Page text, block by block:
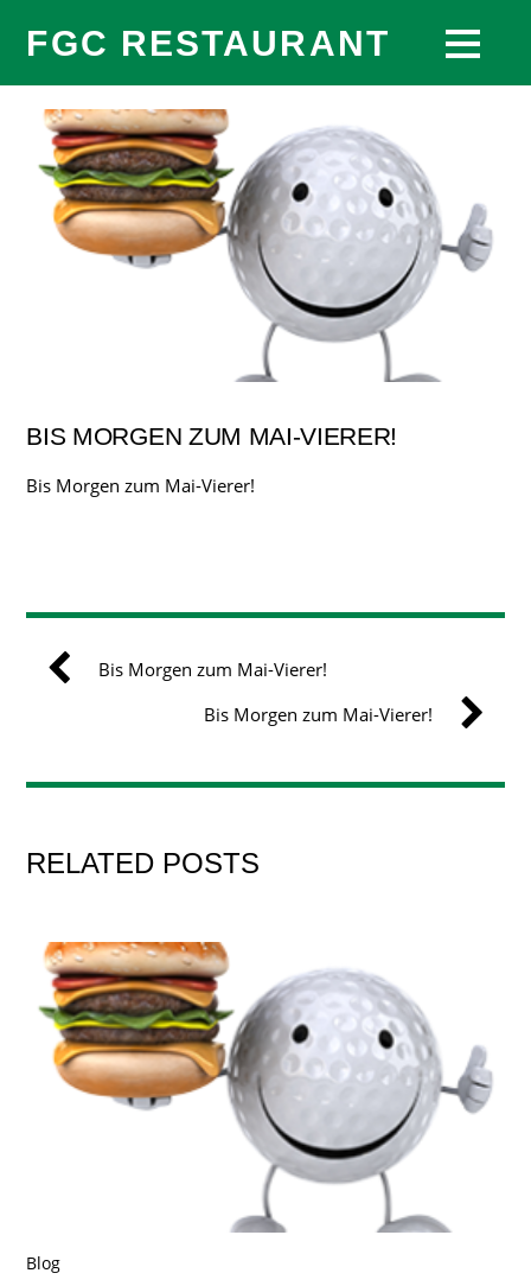
FGC RESTAURANT
BIS MORGEN ZUM MAI-VIERER!
Bis Morgen zum Mai-Vierer!
Bis Morgen zum Mai-Vierer!
Bis Morgen zum Mai-Vierer!
RELATED POSTS
Blog